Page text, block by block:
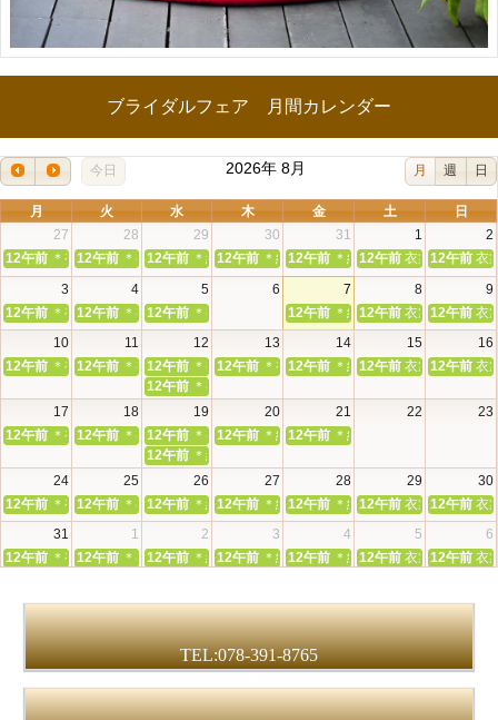
ブライダルフェア 月間カレンダー
今日 月 週 日
2026年 8月
月 火 水 木 金 土
日
27
28 29 30 31 1
2
12午前 ＊初めてでも安心＊本殿・館内見学＆和婚相談会
12午前 ＊初めてでも安心＊本殿・館内見学＆和婚相談会
12午前 ＊組数限定＊和装花嫁体験＆神前挙式相談会
12午前 ＊組数限定＊和装花嫁体験＆神前挙式
12午前 ＊組数限定＊和装花嫁体
12午前 衣裳無料試着
12午前 衣
3
4 5 6 7 8
9
12午前 ＊初めてでも安心＊本殿・館内見学＆和婚相談会
12午前 ＊初めてでも安心＊本殿・館内見学＆和婚相談会
12午前 ＊初めてでも安心＊本殿・館内見学＆和婚相談会
12午前 ＊組数限定＊和装花嫁体
12午前 衣裳無料試着
12午前 衣
10
11 12 13 14 15
16
12午前 ＊初めてでも安心＊本殿・館内見学＆和婚相談会
12午前 ＊初めてでも安心＊本殿・館内見学＆和婚相談会
12午前 ＊初めてでも安心＊本殿・館内見学＆和婚相談会
12午前 ＊初めてでも安心＊本殿・館内見学＆
12午前 ＊組数限定＊和装花嫁体
12午前 衣裳無料試着
12午前 衣
12午前 ＊初めてでも安心＊本殿・館内見学＆和婚相談会
17
18 19 20 21 22
23
12午前 ＊初めてでも安心＊本殿・館内見学＆和婚相談会
12午前 ＊初めてでも安心＊本殿・館内見学＆和婚相談会
12午前 ＊初めてでも安心＊本殿・館内見学＆和婚相談会
12午前 ＊組数限定＊和装花嫁体験＆神前挙式
12午前 ＊組数限定＊和装花嫁体
12午前 ＊組数限定＊和装花嫁体験＆神前挙式相談会
24
25 26 27 28 29
30
12午前 ＊初めてでも安心＊本殿・館内見学＆和婚相談会
12午前 ＊初めてでも安心＊本殿・館内見学＆和婚相談会
12午前 ＊組数限定＊和装花嫁体験＆神前挙式相談会
12午前 ＊組数限定＊和装花嫁体験＆神前挙式
12午前 ＊組数限定＊和装花嫁体
12午前 衣裳無料試着
12午前 衣
31
1 2 3 4 5
6
12午前 ＊初めてでも安心＊本殿・館内見学＆和婚相談会
12午前 ＊初めてでも安心＊本殿・館内見学＆和婚相談会
12午前 ＊組数限定＊和装花嫁体験＆神前挙式相談会
12午前 ＊組数限定＊和装花嫁体験＆神前挙式
12午前 ＊組数限定＊和装花嫁体
12午前 衣裳無料試着
12午前 衣
TEL:078-391-8765